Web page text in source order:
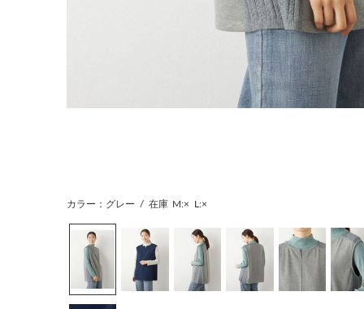
カラー：グレー / 在庫 M:× L:×